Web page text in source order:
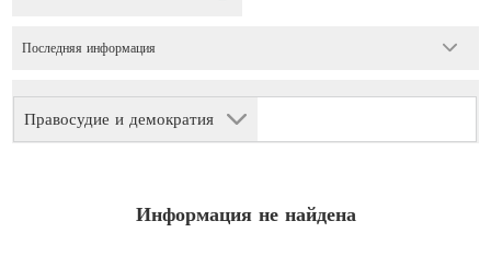
Правосудие и демократия
Последняя информация
Информация не найдена